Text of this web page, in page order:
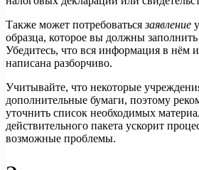
Также может потребоватьсязаявление
образца, которое вы должны
Убедитесь, что вся информация в нём
написана разборчиво.
Учитывайте, что некоторые
дополнительные бумаги, поэтому
уточнить список необходимых
действительного пакета ускорит
возможные проблемы.